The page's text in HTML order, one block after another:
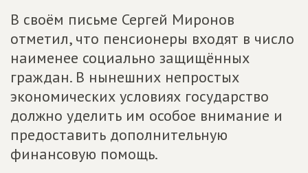
В своём письме Сергей Миронов
отметил, что пенсионеры входят в число
наименее социально защищённых
граждан. В нынешних непростых
экономических условиях государство
должно уделить им особое внимание и
предоставить дополнительную
финансовую помощь.